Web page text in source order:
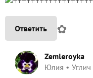
Ответить ✿
Zemleroyka
Юлия
Углич